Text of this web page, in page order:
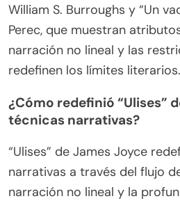
William S. Burroughs y “Un
Perec, que muestran
narración no lineal y las
redefinen los límites literarios.
¿Cómo redefinió “Ulises”
técnicas narrativas?
“Ulises” de James Joyce
narrativas a través del flujo
narración no lineal y la